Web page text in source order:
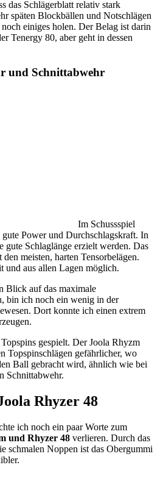
das Schlägerblatt relativ stark
späten Blockbällen und Notschlägen
einiges holen. Der Belag ist darin
Tenergy 80, aber geht in dessen
und Schnittabwehr
Im Schussspiel
Power und Durchschlagskraft. In
gute Schlaglänge erzielt werden. Das
meisten, harten Tensorbelägen.
und aus allen Lagen möglich.
Blick auf das maximale
bin ich noch ein wenig in der
Dort konnte ich einen extrem
gespielt. Der Joola Rhyzm
Topspinschlägen gefährlicher, wo
Ball gebracht wird, ähnlich wie bei
Schnittabwehr.
Rhyzer 48
ich noch ein paar Worte zum
und Rhyzer 48 verlieren. Durch das
schmalen Noppen ist das Obergummi